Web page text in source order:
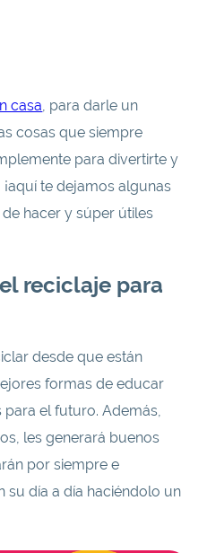
casa, para darle un
cosas que siempre
para divertirte y
te dejamos algunas
hacer y súper útiles
reciclaje para
desde que están
formas de educar
el futuro. Además,
les generará buenos
por siempre e
su día a día haciéndolo un